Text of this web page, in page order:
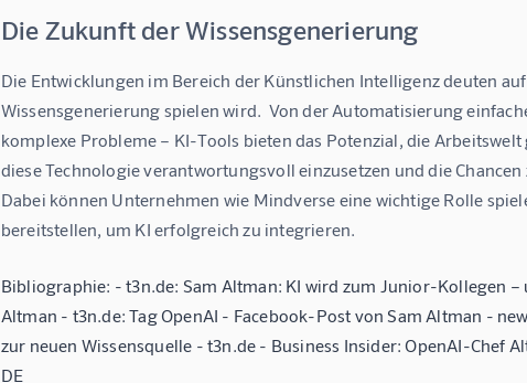
Die Zukunft der Wissensgenerierung
Die Entwicklungen im Bereich der Künstlichen Intelligenz deuten
Wissensgenerierung spielen wird.  Von der Automatisierung
komplexe Probleme – KI-Tools bieten das Potenzial, die
diese Technologie verantwortungsvoll einzusetzen und die
Dabei können Unternehmen wie Mindverse eine wichtige Rolle
bereitstellen, um KI erfolgreich zu integrieren.
Bibliographie: - t3n.de: Sam Altman: KI wird zum Junior-Kollegen
Altman - t3n.de: Tag OpenAI - Facebook-Post von Sam Altman -
zur neuen Wissensquelle - t3n.de - Business Insider: OpenAI-Chef
DE